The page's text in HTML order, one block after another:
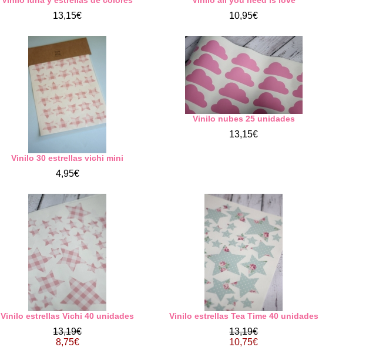
13,15€ 10,95€
Vinilo 30 estrellas vichi mini
4,95€
Vinilo nubes 25 unidades
13,15€
Vinilo estrellas Vichi 40 unidades
13,19€
8,75€
Vinilo estrellas Tea Time 40 unidades
13,19€
10,75€